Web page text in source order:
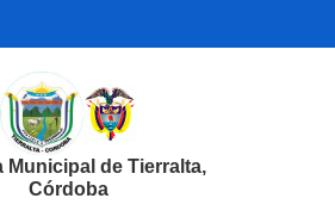
Municipal de Tierralta,
Córdoba